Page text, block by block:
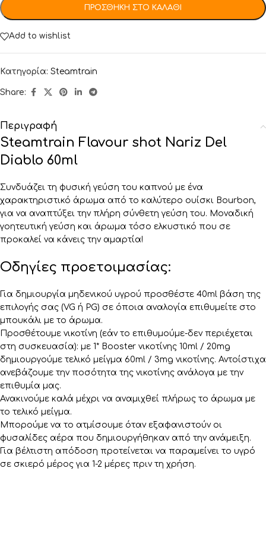
ΠΡΟΣΘΉΚΗ ΣΤΟ ΚΑΛΆΘΙ
Add to wishlist
Κατηγορία: Steamtrain
Share:
Περιγραφή
Steamtrain Flavour shot Nariz Del
Diablo 60ml
Συνδυάζει τη φυσική γεύση του καπνού με ένα
χαρακτηριστικό άρωμα από το καλύτερο ουίσκι Bourbon,
για να αναπτύξει την πλήρη σύνθετη γεύση του. Μοναδική
γοητευτική γεύση και άρωμα τόσο ελκυστικό που σε
προκαλεί να κάνεις την αμαρτία!
Οδηγίες προετοιμασίας:
Για δημιουργία μηδενικού υγρού προσθέστε 40ml βάση της
επιλογής σας (VG ή PG) σε όποια αναλογία επιθυμείτε στο
μπουκάλι με το άρωμα.
Προσθέτουμε νικοτίνη (εάν το επιθυμούμε-δεν περιέχεται
στη συσκευασία): με 1* Booster νικοτίνης 10ml / 20mg
δημιουργούμε τελικό μείγμα 60ml / 3mg νικοτίνης. Αντοίστιχα
ανεβάζουμε την ποσότητα της νικοτίνης ανάλογα με την
επιθυμία μας.
Ανακινούμε καλά μέχρι να αναμιχθεί πλήρως το άρωμα με
το τελικό μείγμα.
Μπορούμε να το ατμίσουμε όταν εξαφανιστούν οι
φυσαλίδες αέρα που δημιουργήθηκαν από την ανάμειξη.
Για βέλτιστη απόδοση προτείνεται να παραμείνει το υγρό
σε σκιερό μέρος για 1-2 μέρες πριν τη χρήση.